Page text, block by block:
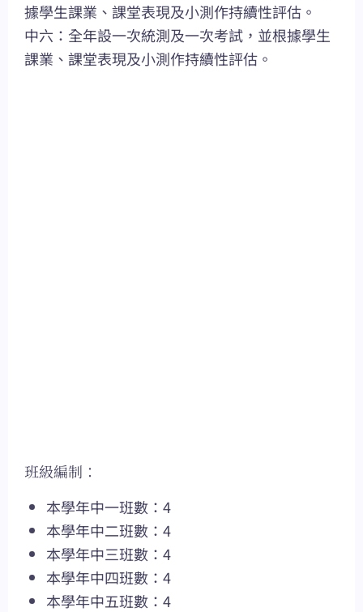
據學生課業、課堂表現及小測作持續性評估。
中六：全年設一次統測及一次考試，並根據學生
課業、課堂表現及小測作持續性評估。
班級編制：
本學年中一班數：4
本學年中二班數：4
本學年中三班數：4
本學年中四班數：4
本學年中五班數：4